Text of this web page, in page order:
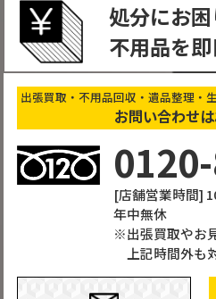
処分にお
不⽤品を
出張買取・不用品回収・遺品整理・
お問い合わせ
[店舗営業時間]
年中無休
出張買取やお
上記時間外も